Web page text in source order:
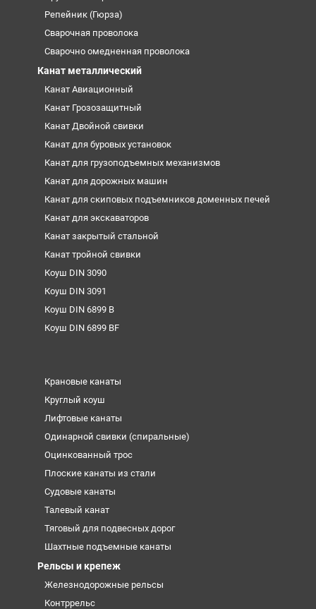
Репейник (Гюрза)
Сварочная проволока
Сварочно омедненная проволока
Канат металлический
Канат Авиационный
Канат Грозозащитный
Канат Двойной свивки
Канат для буровых установок
Канат для грузоподъемных механизмов
Канат для дорожных машин
Канат для скиповых подъемников доменных печей
Канат для экскаваторов
Канат закрытый стальной
Канат тройной свивки
Коуш DIN 3090
Коуш DIN 3091
Коуш DIN 6899 B
Коуш DIN 6899 BF
Крановые канаты
Круглый коуш
Лифтовые канаты
Одинарной свивки (спиральные)
Оцинкованный трос
Плоские канаты из стали
Судовые канаты
Талевый канат
Тяговый для подвесных дорог
Шахтные подъемные канаты
Рельсы и крепеж
Железнодорожные рельсы
Контррельс